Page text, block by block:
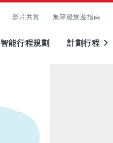
影片共賞 無障礙旅遊指南
智能行程規劃 計劃行程